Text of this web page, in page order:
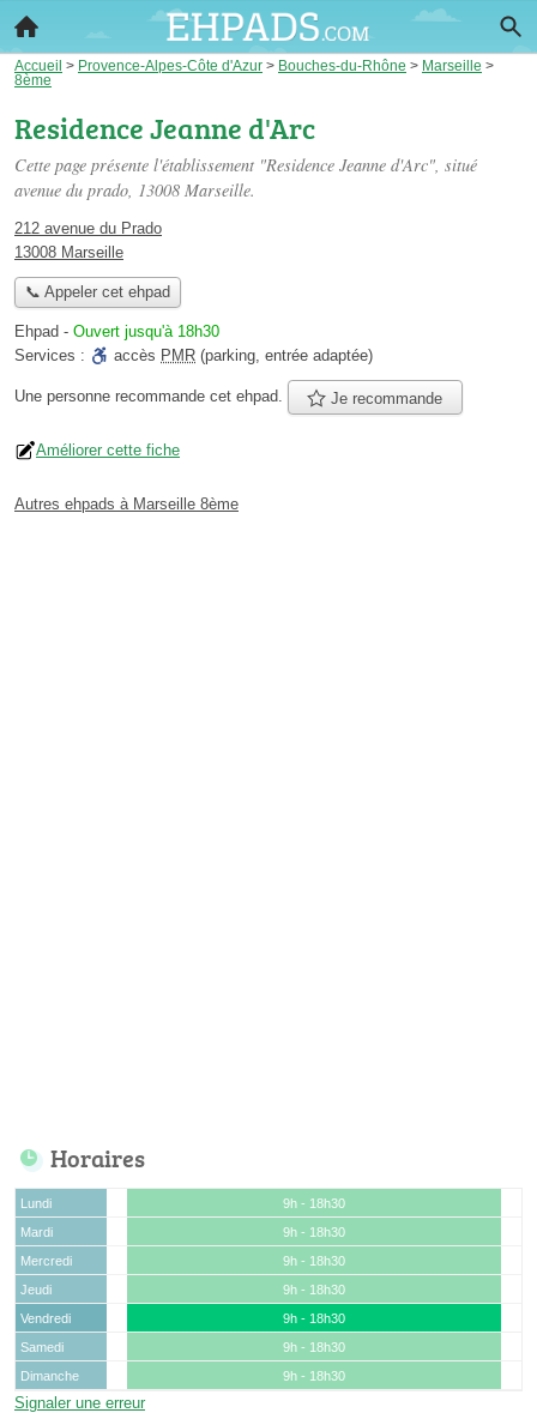
Accueil > Provence-Alpes-Côte d'Azur > Bouches-du-Rhône > Marseille >
8ème
Residence Jeanne d'Arc
Cette page présente l'établissement "Residence Jeanne d'Arc", situé
avenue du prado, 13008 Marseille.
212 avenue du Prado
13008 Marseille
📞 Appeler cet ehpad
Ehpad - Ouvert jusqu'à 18h30
Services :
accès PMR (parking, entrée adaptée)
Une personne recommande cet ehpad. Je recommande
Améliorer cette fiche
Autres ehpads à Marseille 8ème
Horaires
Lundi
9h - 18h30
Mardi
9h - 18h30
Mercredi
9h - 18h30
Jeudi
9h - 18h30
Vendredi
9h - 18h30
Samedi
9h - 18h30
Dimanche
9h - 18h30
Signaler une erreur